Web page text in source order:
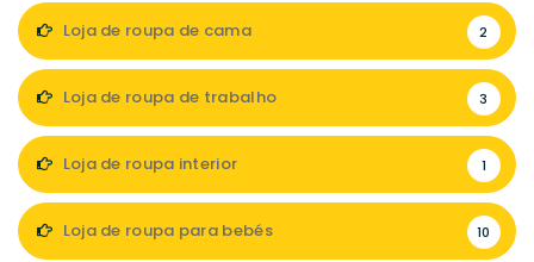
Loja de roupa de cama 2
Loja de roupa de trabalho 3
Loja de roupa interior 1
Loja de roupa para bebés 10